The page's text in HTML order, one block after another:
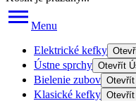
Menu
Elektrické kefky
Ústne sprchy Otevřít
Bielenie zubov Otevřít
Klasické kefky Otevřít